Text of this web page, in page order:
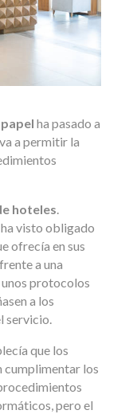
ha pasado a
a permitir la
hoteles.
visto obligado
ofrecía en sus
a una
protocolos
a los
servicio.
que los
cumplimentar los
pero el